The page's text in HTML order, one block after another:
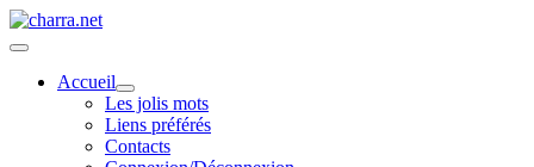
Accueil
Les jolis mots
Liens préférés
Contacts